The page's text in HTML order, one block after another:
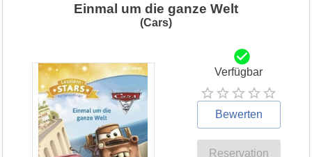
Einmal um die ganze Welt
(Cars)
Verfügbar
Bewerten
Reservation